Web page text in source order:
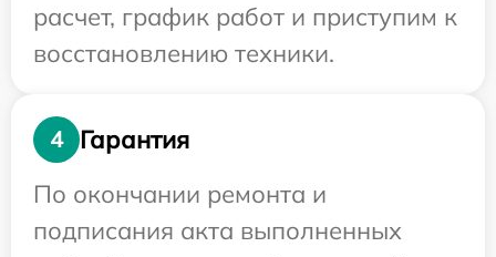
расчет, график работ и приступим к
восстановлению техники.
4
Гарантия
По окончании ремонта и
подписания акта выполненных